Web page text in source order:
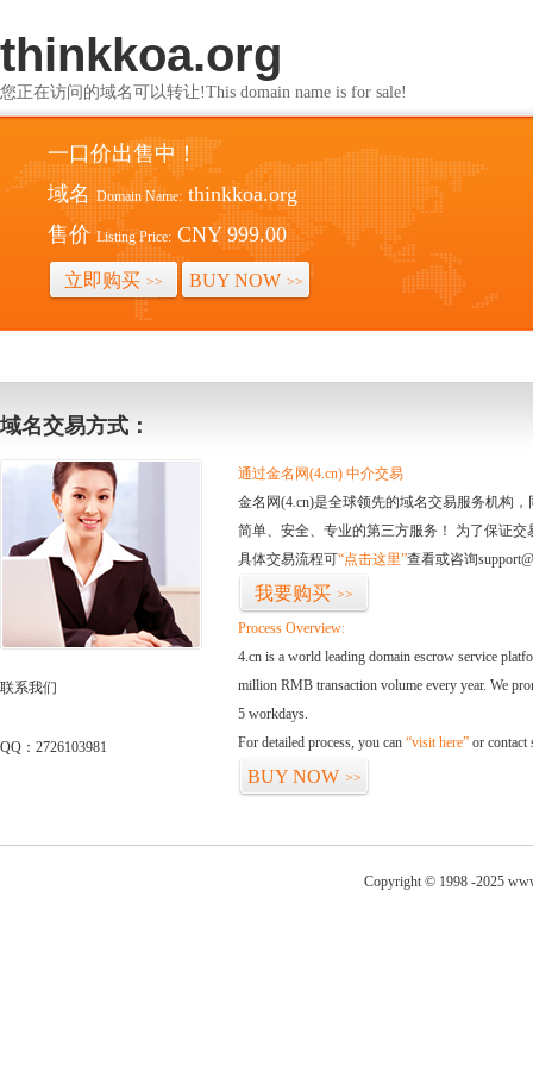
thinkkoa.org
您正在访问的域名可以转让!This domain name is for sale!
一口价出售中！
域名 Domain Name: thinkkoa.org
售价 Listing Price: CNY 999.00
立即购买 >> BUY NOW >>
域名交易方式：
联系我们
QQ：2726103981
通过金名网(4.cn) 中介交易
金名网(4.cn)是全球领先的域名交易服务机构
简单、安全、专业的第三方服务！ 为了保证
具体交易流程可“点击这里”查看或咨询
我要购买 >>
Process Overview:
4.cn is a world leading domain escrow service
million RMB transaction volume every year. We
5 workdays.
For detailed process, you can “visit here” or contact
BUY NOW >>
Copyright © 1998 -2025